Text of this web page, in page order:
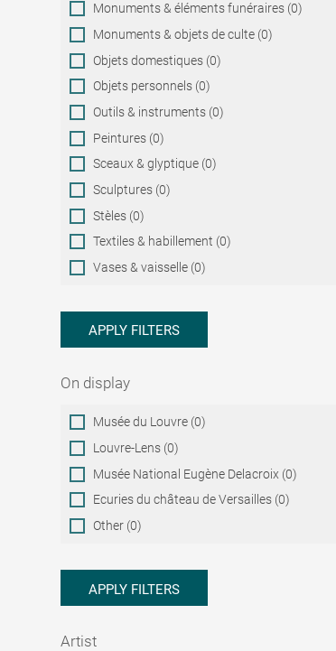
Monuments & éléments funéraires (0)
Monuments & objets de culte (0)
Objets domestiques (0)
Objets personnels (0)
Outils & instruments (0)
Peintures (0)
Sceaux & glyptique (0)
Sculptures (0)
Stèles (0)
Textiles & habillement (0)
Vases & vaisselle (0)
APPLY FILTERS
On display
On
display
Musée du Louvre (0)
Louvre-Lens (0)
Musée National Eugène Delacroix (0)
Ecuries du château de Versailles (0)
Other (0)
APPLY FILTERS
Artist